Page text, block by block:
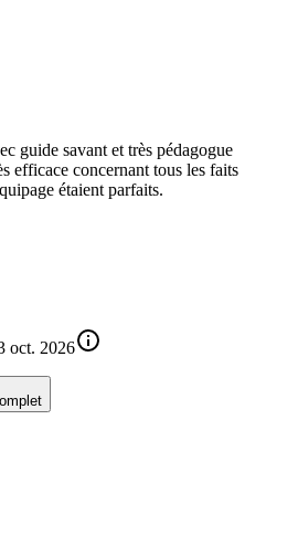
guide savant et très pédagogue
efficace concernant tous les faits
étaient parfaits.
oct. 2026